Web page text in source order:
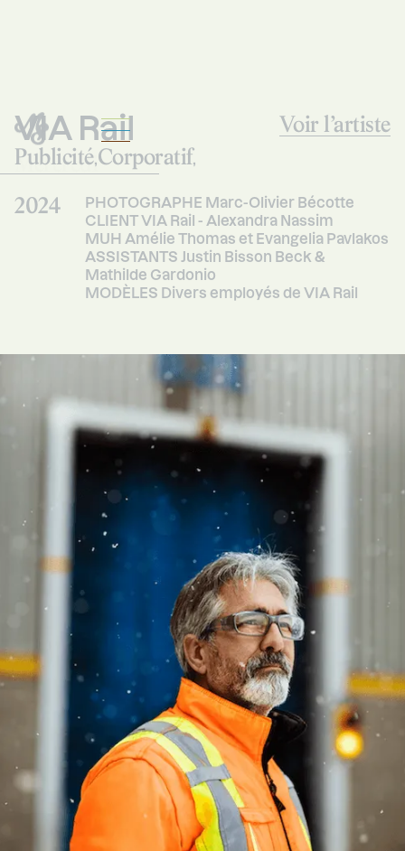
Mercredi
VIA Rail
Voir l’artiste
Publicité,Corporatif,
2024
PHOTOGRAPHE Marc-Olivier Bécotte
CLIENT VIA Rail - Alexandra Nassim
MUH Amélie Thomas et Evangelia Pavlakos
ASSISTANTS Justin Bisson Beck &
Mathilde Gardonio
MODÈLES Divers employés de VIA Rail